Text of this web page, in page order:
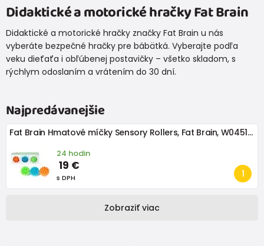
Didaktické a motorické hračky Fat Brain
Didaktické a motorické hračky značky Fat Brain u nás
vyberáte bezpečné hračky pre bábätká. Vyberajte podľa
veku dieťaťa i obľúbenej postavičky – všetko skladom, s
rýchlym odoslaním a vrátením do 30 dní.
Najpredávanejšie
Fat Brain Hmatové míčky Sensory Rollers, Fat Brain, W045147
24 hodin
19 €
s DPH
Zobraziť viac